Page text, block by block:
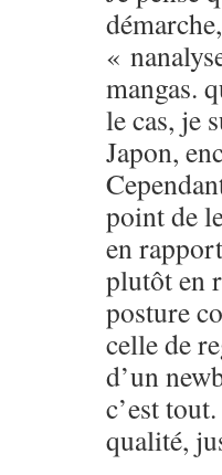
«
mangas.
le cas, je
Japon,
point de
en
plutôt en
posture
celle de
d’un
c’est
qualité,